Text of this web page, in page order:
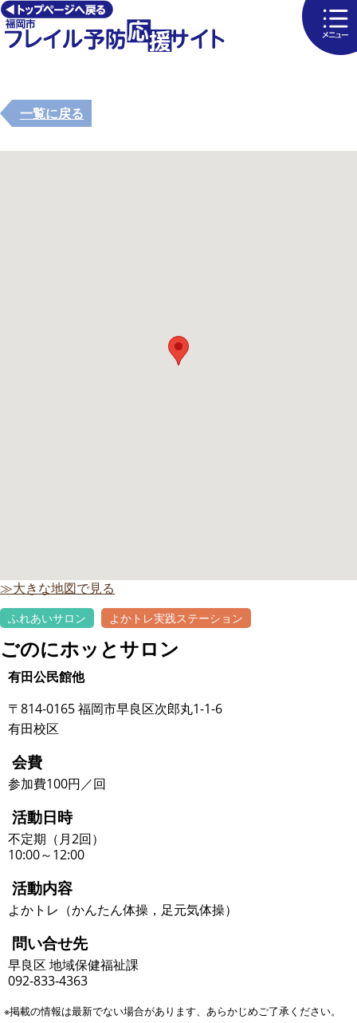
一覧に戻る
≫大きな地図で見る
ふれあいサロン よかトレ実践ステーション
ごのにホッとサロン
有田公民館他
〒814-0165 福岡市早良区次郎丸1-1-6
有田校区
会費
参加費100円／回
活動日時
不定期（月2回）
10:00～12:00
活動内容
よかトレ（かんたん体操，足元気体操）
問い合せ先
早良区 地域保健福祉課
092-833-4363
※掲載の情報は最新でない場合があります、あらかじめご了承ください。